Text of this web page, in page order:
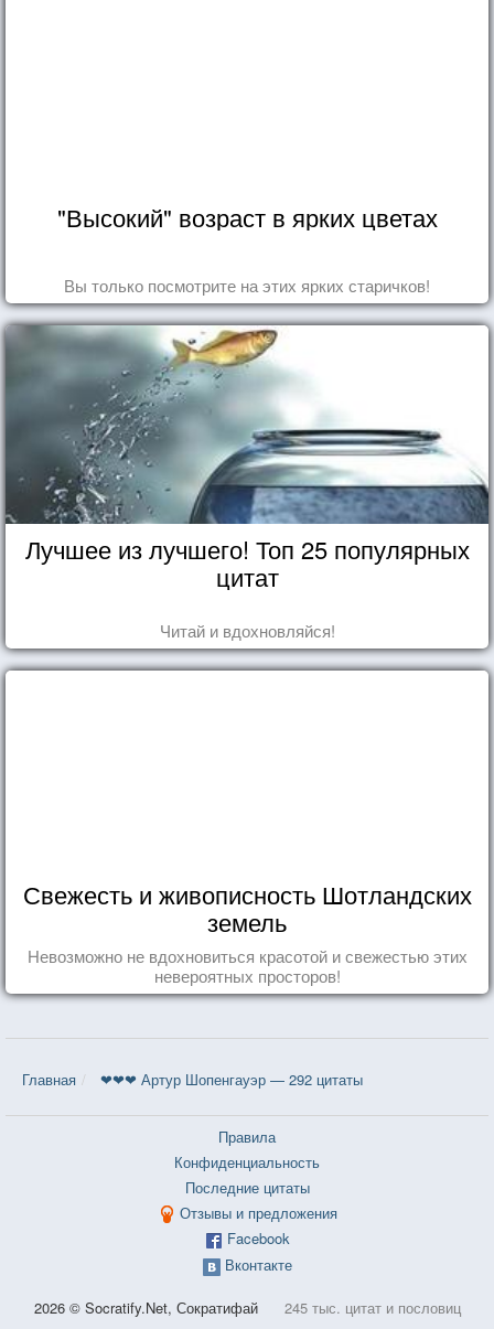
"Высокий" возраст в ярких цветах
Вы только посмотрите на этих ярких старичков!
Лучшее из лучшего! Топ 25 популярных
цитат
Читай и вдохновляйся!
Свежесть и живописность Шотландских
земель
Невозможно не вдохновиться красотой и свежестью этих
невероятных просторов!
Главная ❤❤❤ Артур Шопенгауэр — 292 цитаты
Правила
Конфиденциальность
Последние цитаты
Отзывы и предложения
Facebook
Вконтакте
2026 © Socratify.Net, Сократифай 245 тыс. цитат и пословиц